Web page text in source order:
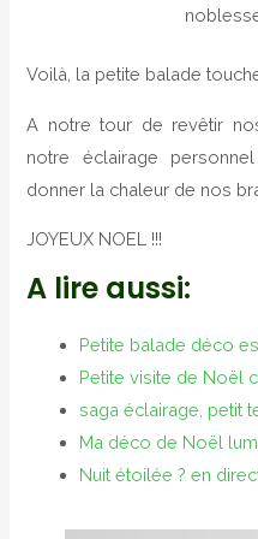
Voilà, la petite balade touche
A notre tour de revêtir
notre éclairage
donner la chaleur de nos
JOYEUX NOEL !!!
A lire aussi:
Petite balade déco
Petite visite de Noël
saga éclairage, petit
Ma déco de Noël
Nuit étoilée ? en